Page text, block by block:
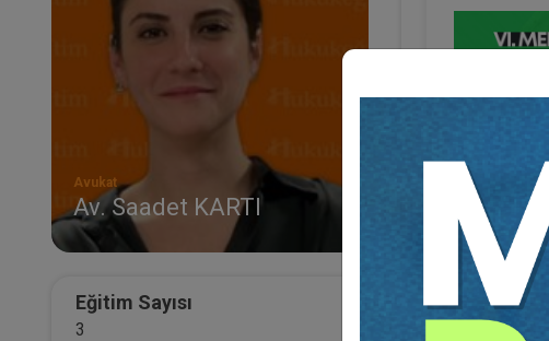
Avukat
Av. Saadet KARTI
Eğitim Sayısı
3 Evlilikte ve